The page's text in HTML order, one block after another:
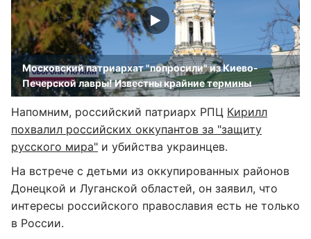
Московский патриархат "попросили" из Киево-
Печерской лавры! Известны крайние термины
Напомним, российский патриарх РПЦ Кирилл
похвалил российских оккупантов за "защиту
русского мира" и убийства украинцев.
На встрече с детьми из оккупированных районов
Донецкой и Луганской областей, он заявил, что
интересы российского православия есть не только
в России.